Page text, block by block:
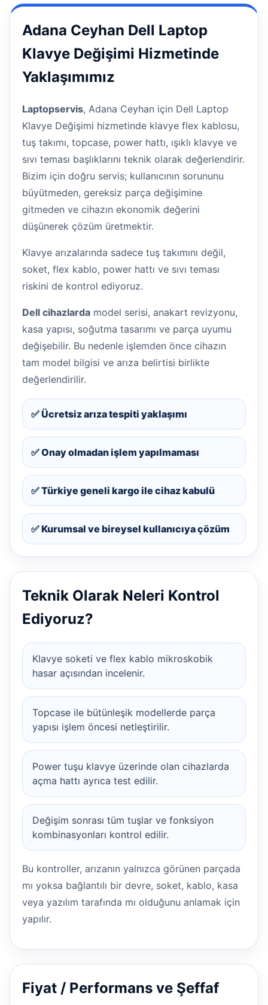
Adana Ceyhan Dell Laptop
Klavye Değişimi Hizmetinde
Yaklaşımımız
Laptopservis, Adana Ceyhan için Dell Laptop
Klavye Değişimi hizmetinde klavye flex kablosu,
tuş takımı, topcase, power hattı, ışıklı klavye ve
sıvı teması başlıklarını teknik olarak değerlendirir.
Bizim için doğru servis; kullanıcının sorununu
büyütmeden, gereksiz parça değişimine
gitmeden ve cihazın ekonomik değerini
düşünerek çözüm üretmektir.
Klavye arızalarında sadece tuş takımını değil,
soket, flex kablo, power hattı ve sıvı teması
riskini de kontrol ediyoruz.
Dell cihazlarda model serisi, anakart revizyonu,
kasa yapısı, soğutma tasarımı ve parça uyumu
değişebilir. Bu nedenle işlemden önce cihazın
tam model bilgisi ve arıza belirtisi birlikte
değerlendirilir.
✅ Ücretsiz arıza tespiti yaklaşımı
✅ Onay olmadan işlem yapılmaması
✅ Türkiye geneli kargo ile cihaz kabulü
✅ Kurumsal ve bireysel kullanıcıya çözüm
Teknik Olarak Neleri Kontrol
Ediyoruz?
Klavye soketi ve flex kablo mikroskobik
hasar açısından incelenir.
Topcase ile bütünleşik modellerde parça
yapısı işlem öncesi netleştirilir.
Power tuşu klavye üzerinde olan cihazlarda
açma hattı ayrıca test edilir.
Değişim sonrası tüm tuşlar ve fonksiyon
kombinasyonları kontrol edilir.
Bu kontroller, arızanın yalnızca görünen parçada
mı yoksa bağlantılı bir devre, soket, kablo, kasa
veya yazılım tarafında mı olduğunu anlamak için
yapılır.
Fiyat / Performans ve Şeffaf